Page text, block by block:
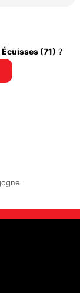
Écuisses (71) ?